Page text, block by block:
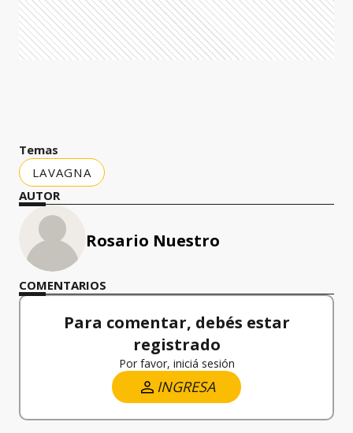
Temas
LAVAGNA
AUTOR
Rosario Nuestro
COMENTARIOS
Para comentar, debés estar
registrado
Por favor, iniciá sesión
INGRESA